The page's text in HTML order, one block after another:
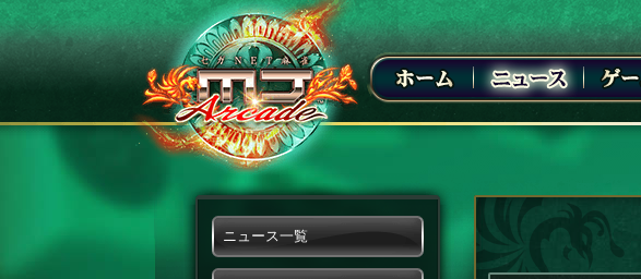
ニュース一覧